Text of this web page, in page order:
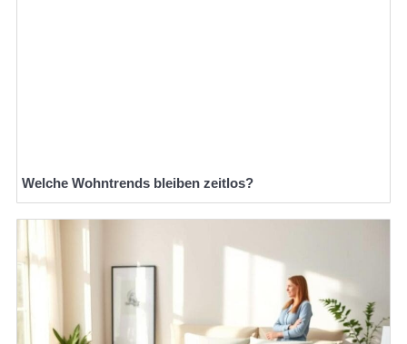
Welche Wohntrends bleiben zeitlos?